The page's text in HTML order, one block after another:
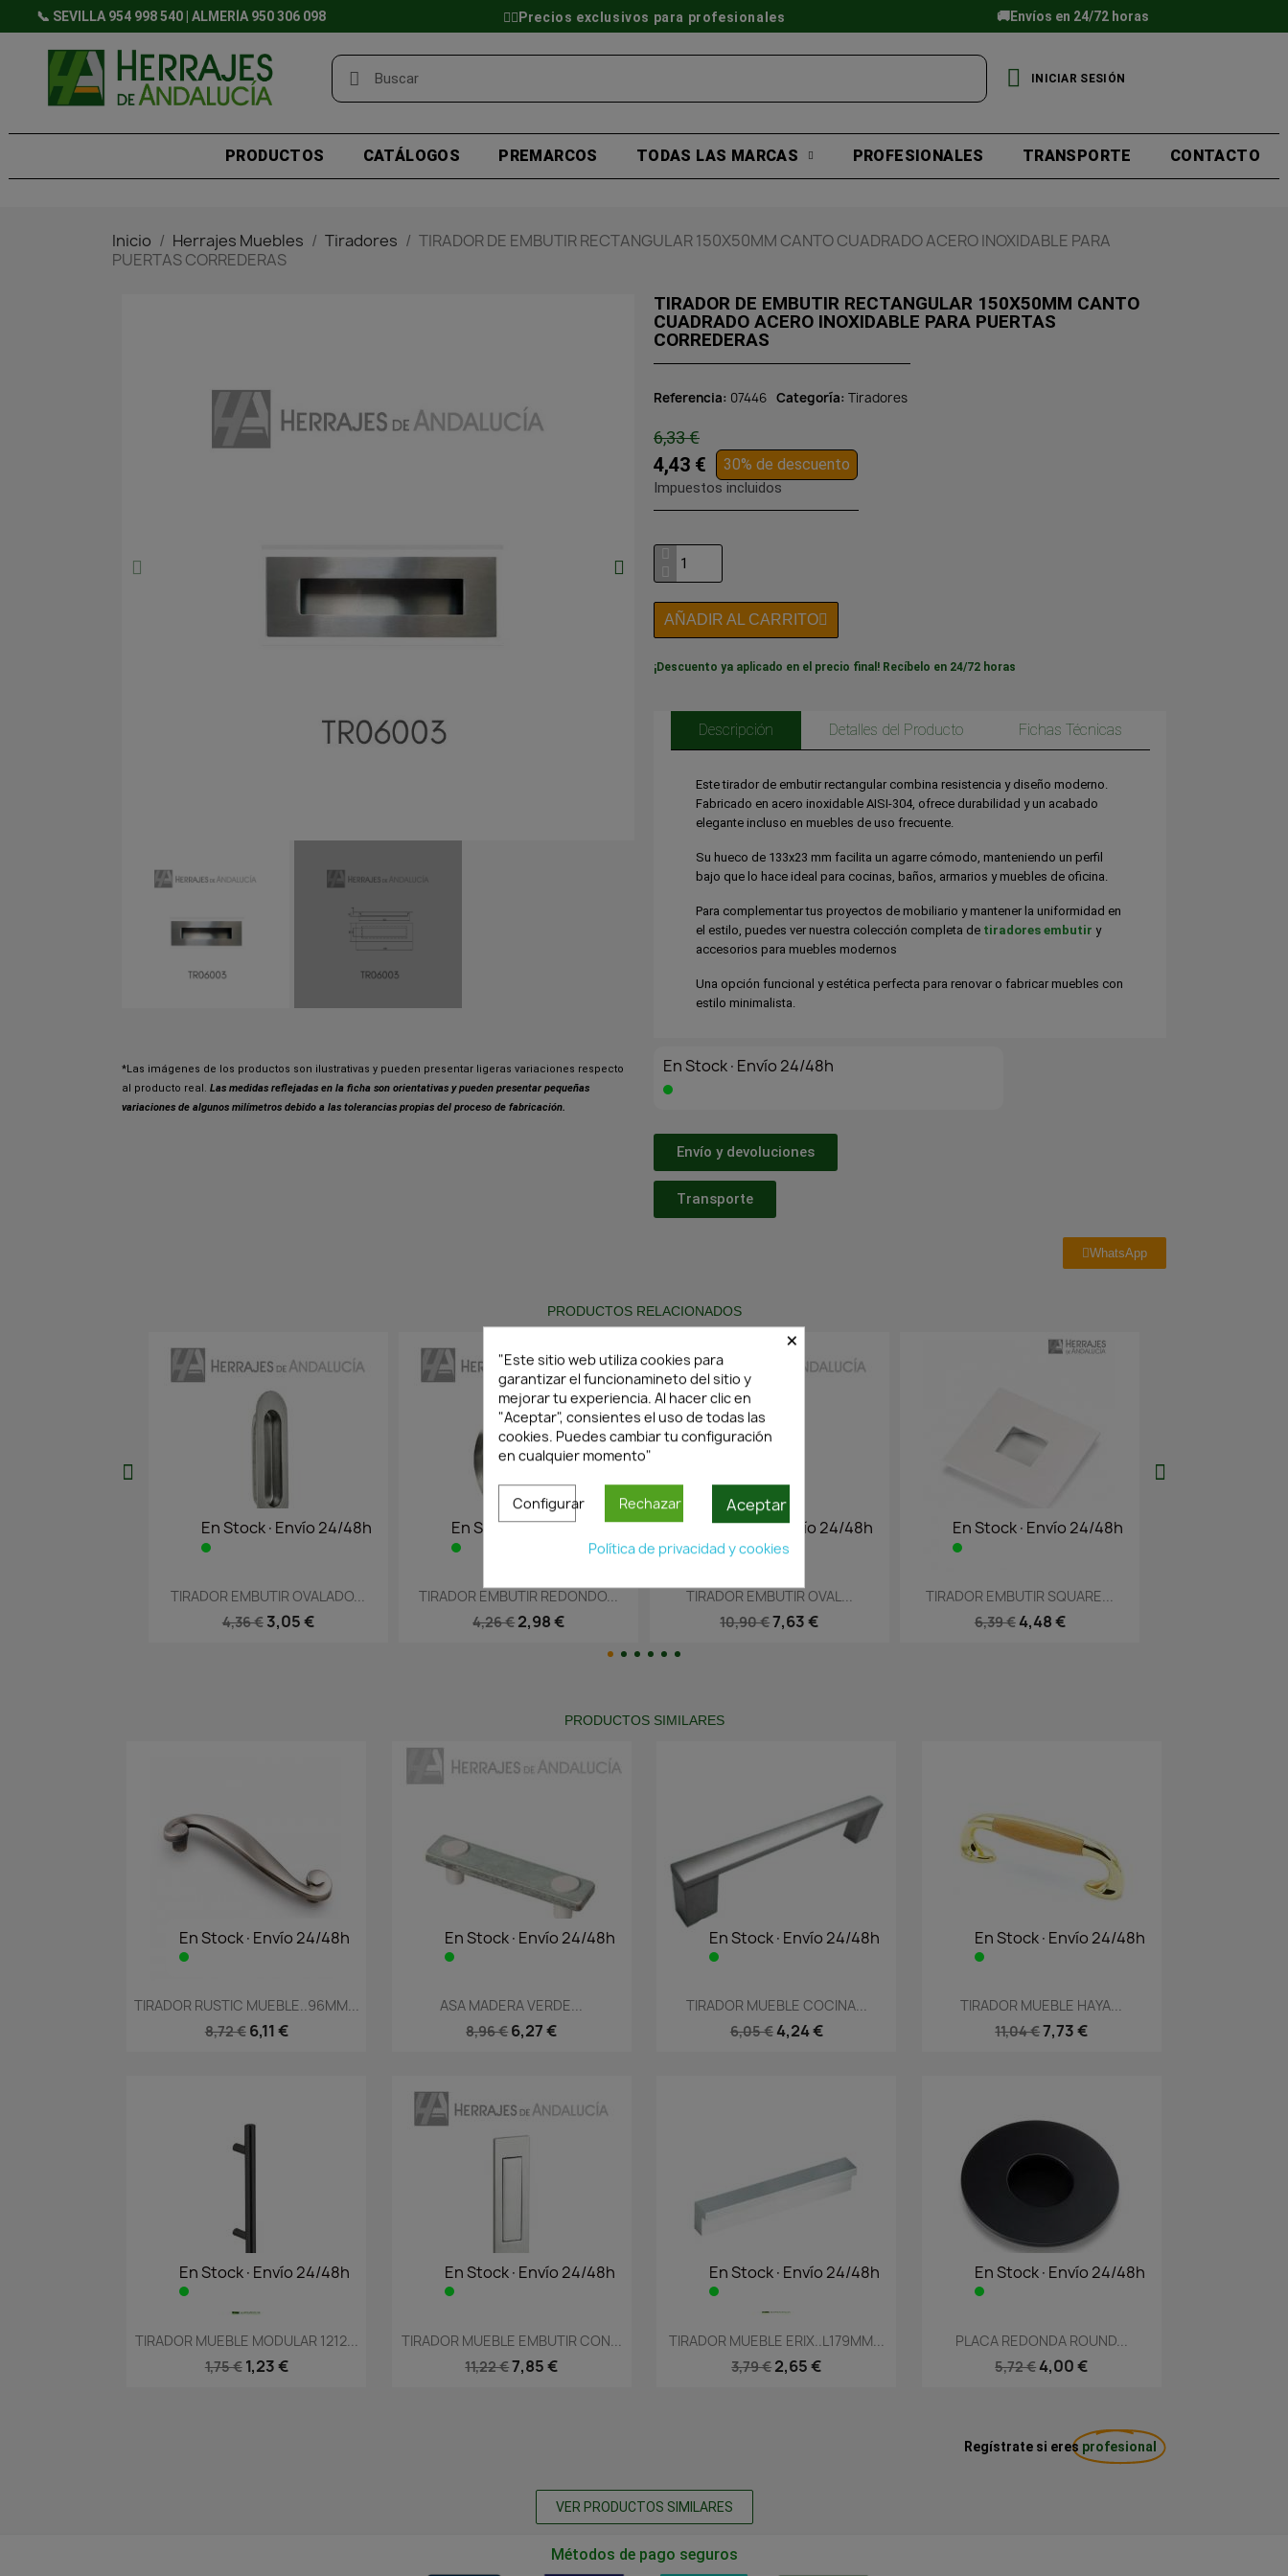
📞 SEVILLA 954 998 540 | ALMERÍA 950 306 098 👷‍♂️Precios exclusivos para profesionales 🚚Envíos en 24/72 horas
INICIAR SESIÓN
PRODUCTOS CATÁLOGOS PREMARCOS TODAS LAS MARCAS PROFESIONALES TRANSPORTE CONTACTO
Inicio Herrajes Muebles Tiradores
TIRADOR DE EMBUTIR RECTANGULAR 150X50MM CANTO CUADRADO ACERO INOXIDABLE PARA
PUERTAS CORREDERAS
*Las imágenes de los productos son ilustrativas y pueden presentar ligeras variaciones respecto
al producto real. Las medidas reflejadas en la ficha son orientativas y pueden presentar pequeñas
variaciones de algunos milímetros debido a las tolerancias propias del proceso de fabricación.
TIRADOR DE EMBUTIR RECTANGULAR 150X50MM CANTO
CUADRADO ACERO INOXIDABLE PARA PUERTAS
CORREDERAS
Referencia 07446 Categoría Tiradores
6,33 €
4,43 € 30% de descuento
Impuestos incluidos
AÑADIR AL CARRITO
¡Descuento ya aplicado en el precio final! Recíbelo en 24/72 horas
Descripción Detalles del Producto Fichas Técnicas
Este tirador de embutir rectangular combina resistencia y diseño moderno.
Fabricado en acero inoxidable AISI-304, ofrece durabilidad y un acabado
elegante incluso en muebles de uso frecuente.
Su hueco de 133x23 mm facilita un agarre cómodo, manteniendo un perfil
bajo que lo hace ideal para cocinas, baños, armarios y muebles de oficina.
Para complementar tus proyectos de mobiliario y mantener la uniformidad en
el estilo, puedes ver nuestra colección completa detiradores embutir y
accesorios para muebles modernos
Una opción funcional y estética perfecta para renovar o fabricar muebles con
estilo minimalista.
En Stock·Envío 24/48h
Envío y devoluciones
Transporte
WhatsApp
PRODUCTOS RELACIONADOS
En Stock·Envío 24/48h
Vista rápida
TIRADOR EMBUTIR OVALADO...
En Stock·Envío 24/48h
 Vista rápida
TIRADOR EMBUTIR REDONDO...
En Stock·Envío 24/48h
Vista rápida
TIRADOR EMBUTIR OVAL...
En Stock·Envío 24/48h
Vista rápida
TIRADOR EMBUTIR SQUARE...
En Stock·Envío 24/48h
TIRADOR DE EMBUTIR...
PRODUCTOS SIMILARES
En Stock·Envío 24/48h
Vista rápida
TIRADOR RUSTIC MUEBLE..96MM...
8,72 € 6,11 €
En Stock·Envío 24/48h
Vista rápida
ASA MADERA VERDE...
8,96 € 6,27 €
En Stock·Envío 24/48h
 Vista rápida
TIRADOR MUEBLE COCINA...
6,05 € 4,24 €
En Stock·Envío 24/48h
Vista rápida
TIRADOR MUEBLE HAYA...
11,04 €7,73 €
En Stock·Envío 24/48h
 Vista rápida
TIRADOR MUEBLE MODULAR 1212...
1,75 € 1,23 €
En Stock·Envío 24/48h
 Vista rápida
TIRADOR MUEBLE EMBUTIR CON...
11,22 €7,85 €
En Stock·Envío 24/48h
 Vista rápida
TIRADOR MUEBLE ERIX..L179MM...
3,79 € 2,65 €
En Stock·Envío 24/48h
Vista rápida
PLACA REDONDA ROUND...
5,72 € 4,00 €
Regístrate si eres profesional
VER PRODUCTOS SIMILARES
Métodos de pago seguros
×
"Este sitio web utiliza cookies para
garantizar el funcionamineto del sitio y
mejorar tu experiencia. Al hacer clic en
"Aceptar", consientes el uso de todas las
cookies. Puedes cambiar tu configuración
en cualquier momento"
Configurar Rechazar Aceptar
Política de privacidad y cookies